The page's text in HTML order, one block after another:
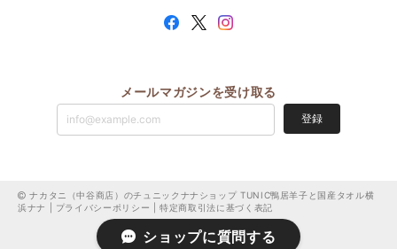
メールマガジンを受け取る
登録
ナカタニ（中谷商店）のチュニックナナショップ TUNIC鴨居羊子と国産タオル横
浜ナナ | プライバシーポリシー |特定商取引法に基づく表記
ショップに質問する